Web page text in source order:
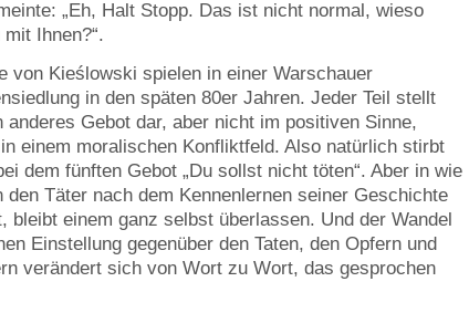
„Eh, Halt Stopp. Das ist nicht normal, wieso
Ihnen?“.
von Kieślowski spielen in einer Warschauer
in den späten 80er Jahren. Jeder Teil stellt
anderes Gebot dar, aber nicht im positiven Sinne,
einem moralischen Konfliktfeld. Also natürlich stirbt
dem fünften Gebot „Du sollst nicht töten“. Aber in wie
den Täter nach dem Kennenlernen seiner Geschichte
bleibt einem ganz selbst überlassen. Und der Wandel
Einstellung gegenüber den Taten, den Opfern und
verändert sich von Wort zu Wort, das gesprochen